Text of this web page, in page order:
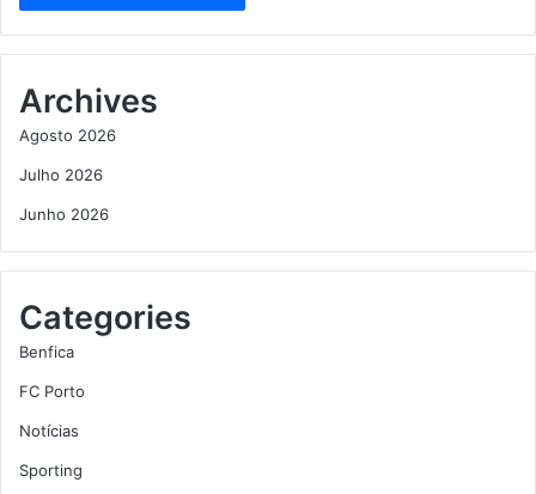
Archives
Agosto 2026
Julho 2026
Junho 2026
Categories
Benfica
FC Porto
Notícias
Sporting